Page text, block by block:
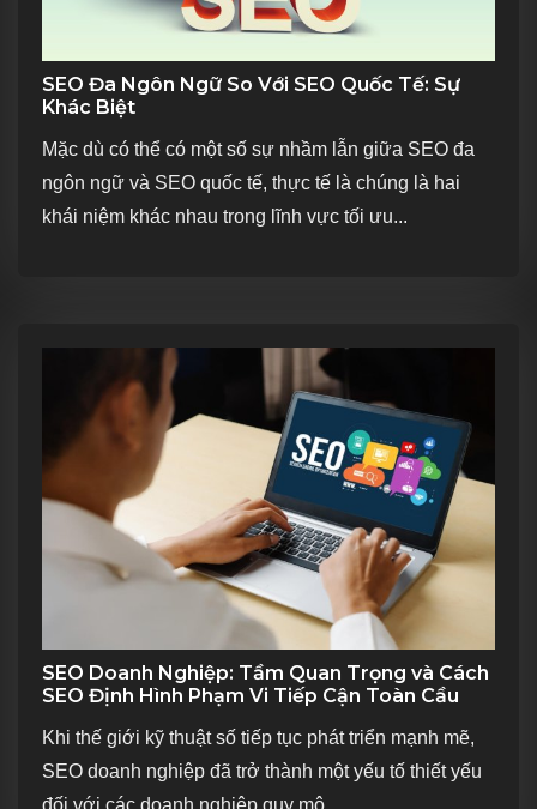
SEO Đa Ngôn Ngữ So Với SEO Quốc Tế: Sự
Khác Biệt
Mặc dù có thể có một số sự nhầm lẫn giữa SEO đa
ngôn ngữ và SEO quốc tế, thực tế là chúng là hai
khái niệm khác nhau trong lĩnh vực tối ưu...
SEO Doanh Nghiệp: Tầm Quan Trọng và Cách
SEO Định Hình Phạm Vi Tiếp Cận Toàn Cầu
Khi thế giới kỹ thuật số tiếp tục phát triển mạnh mẽ,
SEO doanh nghiệp đã trở thành một yếu tố thiết yếu
đối với các doanh nghiệp quy mô...